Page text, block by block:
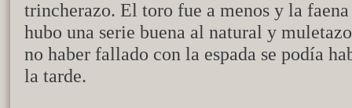
trincherazo. El toro fue a menos y la
hubo una serie buena al natural y
no haber fallado con la espada se podía
la tarde.